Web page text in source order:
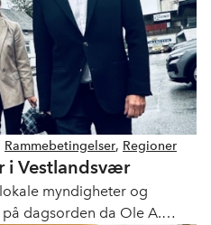
Rammebetingelser, Regioner
i Vestlandsvær
myndigheter og
dagsorden da Ole A.